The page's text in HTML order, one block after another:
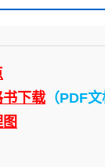
下载 （PDF